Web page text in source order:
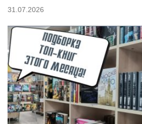
31.07.2026